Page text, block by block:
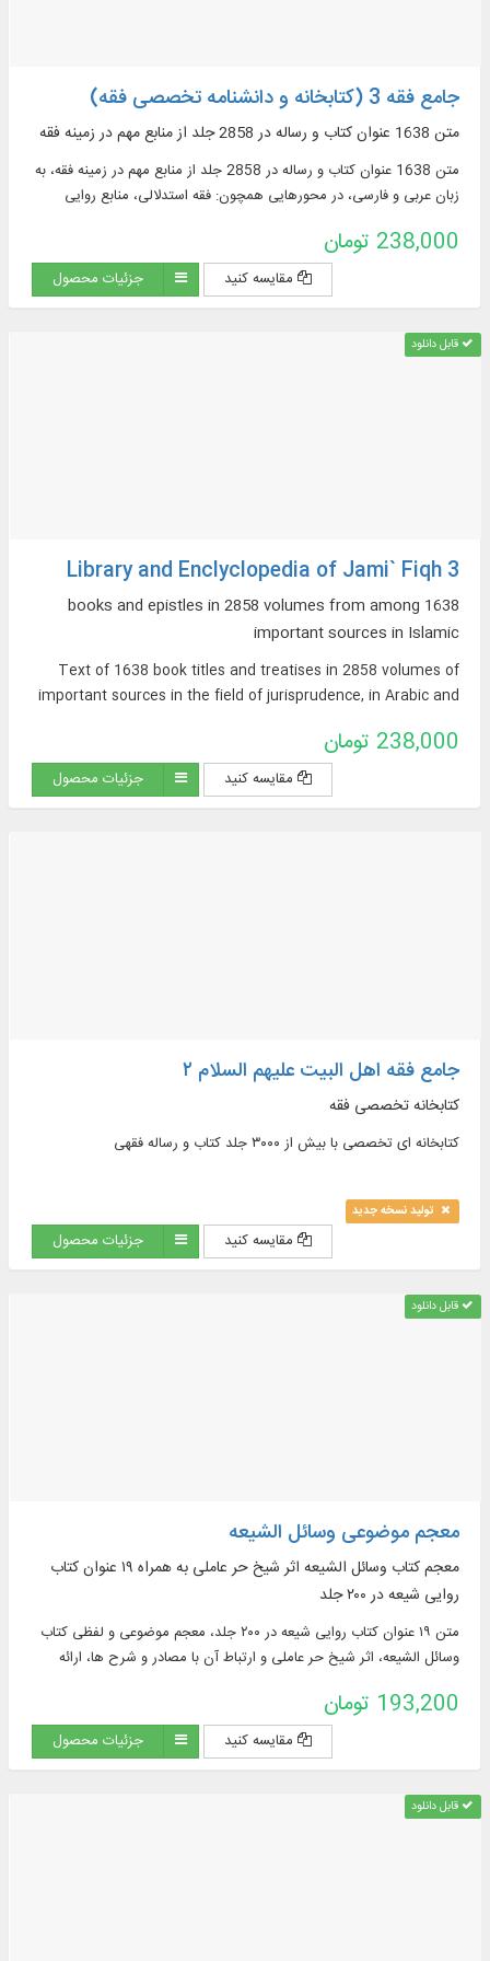
جامع فقه 3 (کتابخانه و دانشنامه تخصصی فقه)
متن 1638 عنوان کتاب و رساله در 2858 جلد از منابع مهم در زمينه فقه
متن 1638 عنوان کتاب و رساله در 2858 جلد از منابع مهم در زمينه فقه، به
زبان عربی و فارسی، در محورهایی همچون: فقه استدلالی، منابع روایی
مستحدثه، فقه مقارن ...
238,000 تومان
مقایسه کنید جزئیات محصول
قابل دانلود
Library and Enclyclopedia of Jami` Fiqh 3
1638 books and epistles in 2858 volumes from among
important sources in Islamic
Text of 1638 book titles and treatises in 2858 volumes of
important sources in the field of jurisprudence, in Arabic and
narrative sources of jurisprudence, supplications and
pilgrimages, practical inquiries and treatises, Hajj rituals and
newly introduced issues, contemporary jurisprudence...
238,000 تومان
مقایسه کنید جزئیات محصول
جامع فقه اهل البیت علیهم السلام ۲
کتابخانه تخصصی فقه
کتابخانه ای تخصصی با بیش از ۳۰۰۰ جلد کتاب و رساله فقهی
تولید نسخه جدید
مقایسه کنید جزئیات محصول
قابل دانلود
معجم موضوعی وسائل الشیعه
معجم کتاب وسائل الشیعه اثر شیخ حر عاملی به همراه ۱۹ عنوان کتاب
روایی شیعه در ۲۰۰ جلد
متن ۱۹ عنوان کتاب روایی شیعه در ۲۰۰ جلد، معجم موضوعی و لفظی کتاب
وسائل الشیعه، اثر شیخ حر عاملی و ارتباط آن با مصادر و شرح ها، ارائه
193,200 تومان
مقایسه کنید جزئیات محصول
قابل دانلود